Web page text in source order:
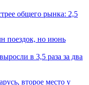
общего рынка: 2,5
в 3,5 раза за два
второе место у